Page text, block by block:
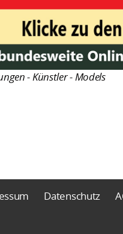
- Künstler - Models
Datenschutz